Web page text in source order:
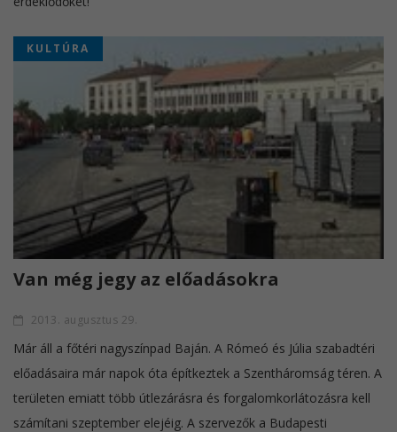
KULTÚRA
Van még jegy az előadásokra
2013. augusztus 29.
Már áll a főtéri nagyszínpad Baján. A Rómeó és Júlia szabadtéri
előadásaira már napok óta építkeztek a Szentháromság téren. A
területen emiatt több útlezárásra és forgalomkorlátozásra kell
számítani szeptember elejéig. A szervezők a Budapesti